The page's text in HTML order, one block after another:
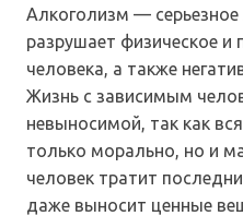
Алкоголизм — серьезное
разрушает физическое и
человека, а также
Жизнь с зависимым
невыносимой, так как
только морально, но и
человек тратит
даже выносит ценные